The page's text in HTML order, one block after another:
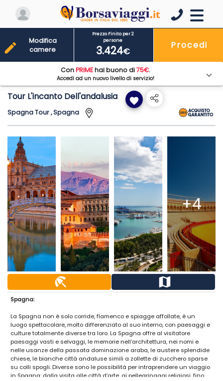
Tour L'incanto Dell'andalusia favorite
Spagna Tour , Spagna
+4
beach_access map
Spagna:
La Spagna non è solo corride, flamenco e spiagge affollate, è un
luogo spettacolare, molto differenziato al suo interno, con paesaggi e
culture totalmente diverse tra loro. La Spagna offre al visitatore
paesaggi vasti e selvaggi, le memorie nell’architettura, nei nomi e
nelle usanze della passata dominazione araba, le austere splendide
chiese, le bianche città andaluse simili a zollette di zucchero sparse
su colli spogli. Diverse sono le possibilità per intraprendere un viaggio
in Spagna: dalla visita alle città d’arte, ai pellegrinaggi religiosi, fino
Prezzo Finito per 2
persone
3.424€
Procedi
edit
Modifica
camere
ConPRIMEhai buono di75€.
Accedi ad un nuovo livello di servizio!